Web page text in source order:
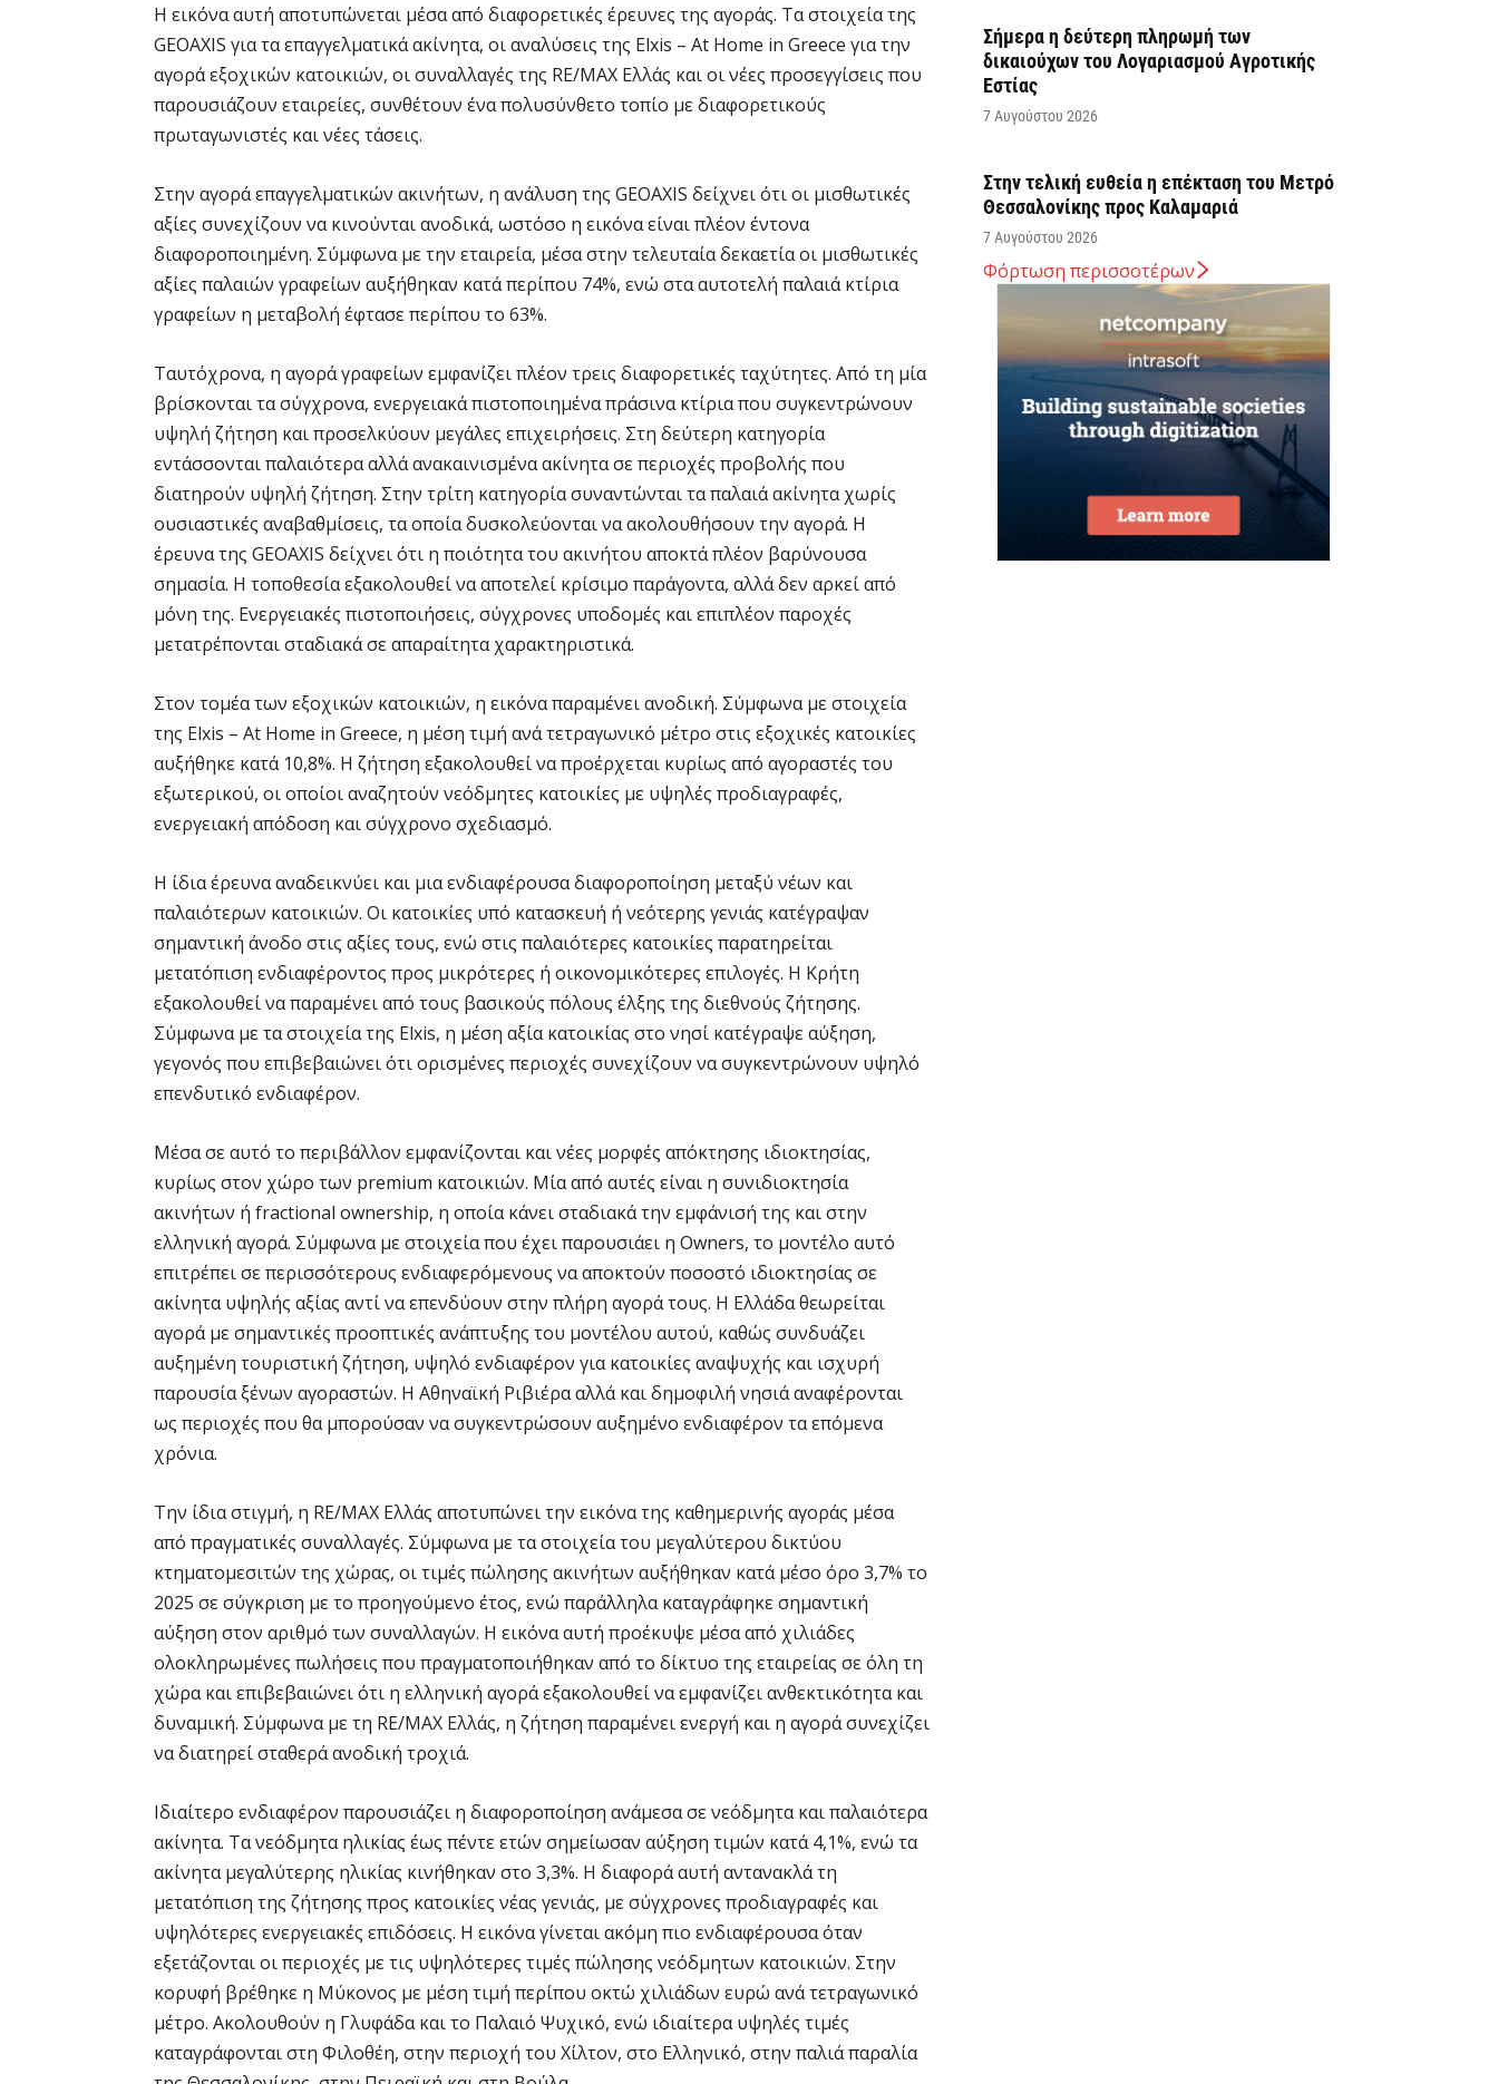
Η εικόνα αυτή αποτυπώνεται μέσα από διαφορετικές έρευνες της αγοράς. Τα στοιχεία της
GEOAXIS για τα επαγγελματικά ακίνητα, οι αναλύσεις της Elxis – At Home in Greece για την
αγορά εξοχικών κατοικιών, οι συναλλαγές της RE/MAX Ελλάς και οι νέες προσεγγίσεις που
παρουσιάζουν εταιρείες, συνθέτουν ένα πολυσύνθετο τοπίο με διαφορετικούς
πρωταγωνιστές και νέες τάσεις.
Στην αγορά επαγγελματικών ακινήτων, η ανάλυση της GEOAXIS δείχνει ότι οι μισθωτικές
αξίες συνεχίζουν να κινούνται ανοδικά, ωστόσο η εικόνα είναι πλέον έντονα
διαφοροποιημένη. Σύμφωνα με την εταιρεία, μέσα στην τελευταία δεκαετία οι μισθωτικές
αξίες παλαιών γραφείων αυξήθηκαν κατά περίπου 74%, ενώ στα αυτοτελή παλαιά κτίρια
γραφείων η μεταβολή έφτασε περίπου το 63%.
Ταυτόχρονα, η αγορά γραφείων εμφανίζει πλέον τρεις διαφορετικές ταχύτητες. Από τη μία
βρίσκονται τα σύγχρονα, ενεργειακά πιστοποιημένα πράσινα κτίρια που συγκεντρώνουν
υψηλή ζήτηση και προσελκύουν μεγάλες επιχειρήσεις. Στη δεύτερη κατηγορία
εντάσσονται παλαιότερα αλλά ανακαινισμένα ακίνητα σε περιοχές προβολής που
διατηρούν υψηλή ζήτηση. Στην τρίτη κατηγορία συναντώνται τα παλαιά ακίνητα χωρίς
ουσιαστικές αναβαθμίσεις, τα οποία δυσκολεύονται να ακολουθήσουν την αγορά. Η
έρευνα της GEOAXIS δείχνει ότι η ποιότητα του ακινήτου αποκτά πλέον βαρύνουσα
σημασία. Η τοποθεσία εξακολουθεί να αποτελεί κρίσιμο παράγοντα, αλλά δεν αρκεί από
μόνη της. Ενεργειακές πιστοποιήσεις, σύγχρονες υποδομές και επιπλέον παροχές
μετατρέπονται σταδιακά σε απαραίτητα χαρακτηριστικά.
Στον τομέα των εξοχικών κατοικιών, η εικόνα παραμένει ανοδική. Σύμφωνα με στοιχεία
της Elxis – At Home in Greece, η μέση τιμή ανά τετραγωνικό μέτρο στις εξοχικές κατοικίες
αυξήθηκε κατά 10,8%. Η ζήτηση εξακολουθεί να προέρχεται κυρίως από αγοραστές του
εξωτερικού, οι οποίοι αναζητούν νεόδμητες κατοικίες με υψηλές προδιαγραφές,
ενεργειακή απόδοση και σύγχρονο σχεδιασμό.
Η ίδια έρευνα αναδεικνύει και μια ενδιαφέρουσα διαφοροποίηση μεταξύ νέων και
παλαιότερων κατοικιών. Οι κατοικίες υπό κατασκευή ή νεότερης γενιάς κατέγραψαν
σημαντική άνοδο στις αξίες τους, ενώ στις παλαιότερες κατοικίες παρατηρείται
μετατόπιση ενδιαφέροντος προς μικρότερες ή οικονομικότερες επιλογές. Η Κρήτη
εξακολουθεί να παραμένει από τους βασικούς πόλους έλξης της διεθνούς ζήτησης.
Σύμφωνα με τα στοιχεία της Elxis, η μέση αξία κατοικίας στο νησί κατέγραψε αύξηση,
γεγονός που επιβεβαιώνει ότι ορισμένες περιοχές συνεχίζουν να συγκεντρώνουν υψηλό
επενδυτικό ενδιαφέρον.
Μέσα σε αυτό το περιβάλλον εμφανίζονται και νέες μορφές απόκτησης ιδιοκτησίας,
κυρίως στον χώρο των premium κατοικιών. Μία από αυτές είναι η συνιδιοκτησία
ακινήτων ή fractional ownership, η οποία κάνει σταδιακά την εμφάνισή της και στην
ελληνική αγορά. Σύμφωνα με στοιχεία που έχει παρουσιάει η Owners, το μοντέλο αυτό
επιτρέπει σε περισσότερους ενδιαφερόμενους να αποκτούν ποσοστό ιδιοκτησίας σε
ακίνητα υψηλής αξίας αντί να επενδύουν στην πλήρη αγορά τους. Η Ελλάδα θεωρείται
αγορά με σημαντικές προοπτικές ανάπτυξης του μοντέλου αυτού, καθώς συνδυάζει
αυξημένη τουριστική ζήτηση, υψηλό ενδιαφέρον για κατοικίες αναψυχής και ισχυρή
παρουσία ξένων αγοραστών. Η Αθηναϊκή Ριβιέρα αλλά και δημοφιλή νησιά αναφέρονται
ως περιοχές που θα μπορούσαν να συγκεντρώσουν αυξημένο ενδιαφέρον τα επόμενα
χρόνια.
Την ίδια στιγμή, η RE/MAX Ελλάς αποτυπώνει την εικόνα της καθημερινής αγοράς μέσα
από πραγματικές συναλλαγές. Σύμφωνα με τα στοιχεία του μεγαλύτερου δικτύου
κτηματομεσιτών της χώρας, οι τιμές πώλησης ακινήτων αυξήθηκαν κατά μέσο όρο 3,7% το
2025 σε σύγκριση με το προηγούμενο έτος, ενώ παράλληλα καταγράφηκε σημαντική
αύξηση στον αριθμό των συναλλαγών. Η εικόνα αυτή προέκυψε μέσα από χιλιάδες
ολοκληρωμένες πωλήσεις που πραγματοποιήθηκαν από το δίκτυο της εταιρείας σε όλη τη
χώρα και επιβεβαιώνει ότι η ελληνική αγορά εξακολουθεί να εμφανίζει ανθεκτικότητα και
δυναμική. Σύμφωνα με τη RE/MAX Ελλάς, η ζήτηση παραμένει ενεργή και η αγορά συνεχίζει
να διατηρεί σταθερά ανοδική τροχιά.
Ιδιαίτερο ενδιαφέρον παρουσιάζει η διαφοροποίηση ανάμεσα σε νεόδμητα και παλαιότερα
ακίνητα. Τα νεόδμητα ηλικίας έως πέντε ετών σημείωσαν αύξηση τιμών κατά 4,1%, ενώ τα
ακίνητα μεγαλύτερης ηλικίας κινήθηκαν στο 3,3%. Η διαφορά αυτή αντανακλά τη
μετατόπιση της ζήτησης προς κατοικίες νέας γενιάς, με σύγχρονες προδιαγραφές και
υψηλότερες ενεργειακές επιδόσεις. Η εικόνα γίνεται ακόμη πιο ενδιαφέρουσα όταν
εξετάζονται οι περιοχές με τις υψηλότερες τιμές πώλησης νεόδμητων κατοικιών. Στην
κορυφή βρέθηκε η Μύκονος με μέση τιμή περίπου οκτώ χιλιάδων ευρώ ανά τετραγωνικό
μέτρο. Ακολουθούν η Γλυφάδα και το Παλαιό Ψυχικό, ενώ ιδιαίτερα υψηλές τιμές
καταγράφονται στη Φιλοθέη, στην περιοχή του Χίλτον, στο Ελληνικό, στην παλιά παραλία
Σήμερα η δεύτερη πληρωμή των
δικαιούχων του Λογαριασμού Αγροτικής
Εστίας
7 Αυγούστου 2026
Στην τελική ευθεία η επέκταση του Μετρό
Θεσσαλονίκης προς Καλαμαριά
7 Αυγούστου 2026
Κ. Χατζηδάκης: Στον κάλαθο των αχρήστων
οι αμφισβητήσεις για το καλώδιο της
ηλεκτρικής διασύνδεσης...
6 Αυγούστου 2026
Κυβερνητική Επιτροπή Βιομηχανίας – Κυρ.
Μητσοτάκης: Η ενίσχυση της παραγωγικής
βάσης αποτελεί στρατηγική προτεραιότητα
6 Αυγούστου 2026
Φόρτωση περισσοτέρων